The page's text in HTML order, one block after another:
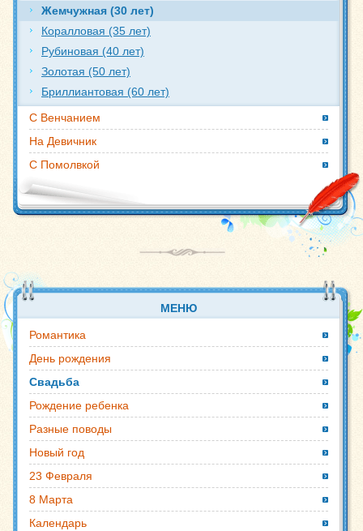
Жемчужная (30 лет)
Коралловая (35 лет)
Рубиновая (40 лет)
Золотая (50 лет)
Бриллиантовая (60 лет)
С Венчанием
На Девичник
С Помолвкой
МЕНЮ
Романтика
День рождения
Свадьба
Рождение ребенка
Разные поводы
Новый год
23 Февраля
8 Марта
Календарь